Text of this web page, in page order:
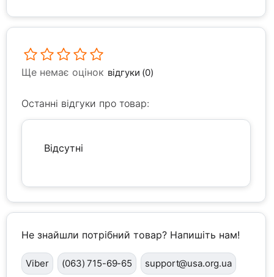
Ще немає оцінок відгуки (0)
Останні відгуки про товар:
Відсутні
Не знайшли потрібний товар? Напишіть нам!
Viber (063) 715-69-65 support@usa.org.ua